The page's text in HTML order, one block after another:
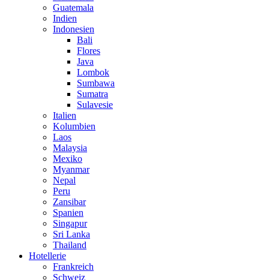
Guatemala
Indien
Indonesien
Bali
Flores
Java
Lombok
Sumbawa
Sumatra
Sulavesie
Italien
Kolumbien
Laos
Malaysia
Mexiko
Myanmar
Nepal
Peru
Zansibar
Spanien
Singapur
Sri Lanka
Thailand
Hotellerie
Frankreich
Schweiz